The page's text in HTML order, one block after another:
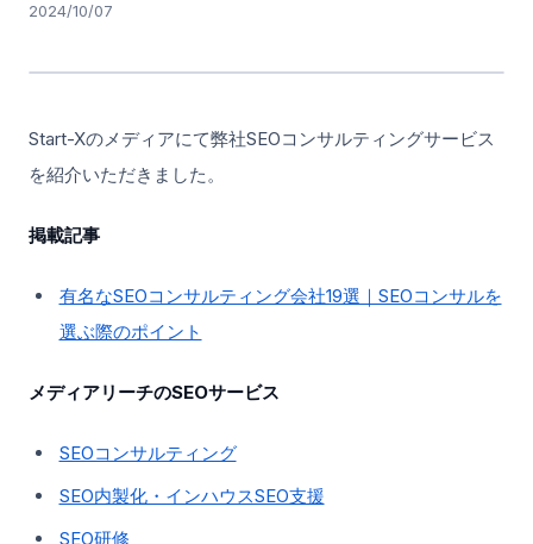
2024/10/07
Start-Xのメディアにて弊社SEOコンサルティングサービス
を紹介いただきました。
掲載記事
有名なSEOコンサルティング会社19選｜SEOコンサルを
選ぶ際のポイント
メディアリーチのSEOサービス
SEOコンサルティング
SEO内製化・インハウスSEO支援
SEO研修